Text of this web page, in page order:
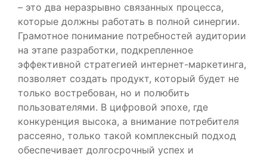
– это два неразрывно связанных процесса,
которые должны работать в полной синергии.
Грамотное понимание потребностей аудитории
на этапе разработки, подкрепленное
эффективной стратегией интернет-маркетинга,
позволяет создать продукт, который будет не
только востребован, но и полюбить
пользователями. В цифровой эпохе, где
конкуренция высока, а внимание потребителя
рассеяно, только такой комплексный подход
обеспечивает долгосрочный успех и